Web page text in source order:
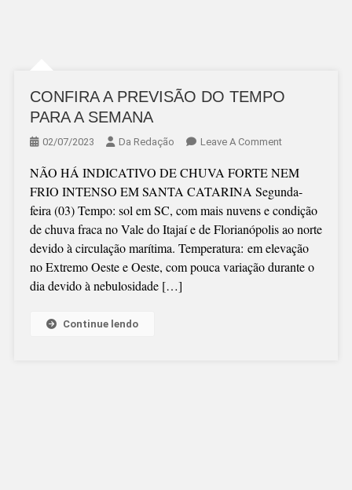
CONFIRA A PREVISÃO DO TEMPO
PARA A SEMANA
02/07/2023 Da Redação Leave A CommentOn
A
PREVISÃO
DO
TEMPO
PARA
A
NÃO HÁ INDICATIVO DE CHUVA FORTE NEM
FRIO INTENSO EM SANTA CATARINA Segunda-
feira (03) Tempo: sol em SC, com mais nuvens e condição
de chuva fraca no Vale do Itajaí e de Florianópolis ao norte
devido à circulação marítima. Temperatura: em elevação
no Extremo Oeste e Oeste, com pouca variação durante o
dia devido à nebulosidade […]
Continue lendo